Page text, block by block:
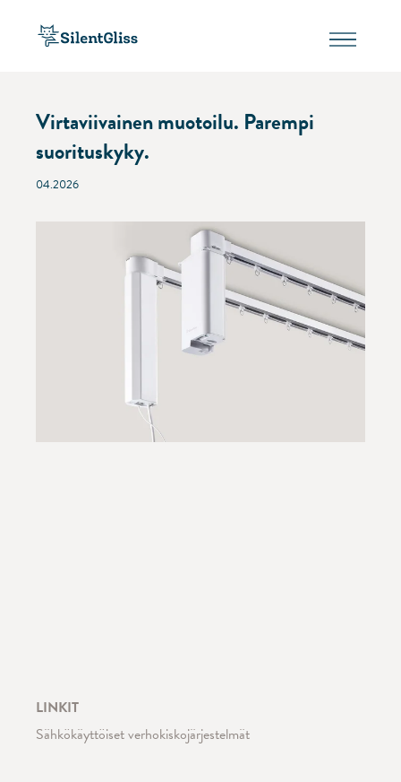
Virtaviivainen muotoilu. Parempi
suorituskyky.
04.2026
LINKIT
Sähkökäyttöiset verhokiskojärjestelmät